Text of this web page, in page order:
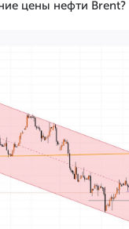
цены нефти Brent?